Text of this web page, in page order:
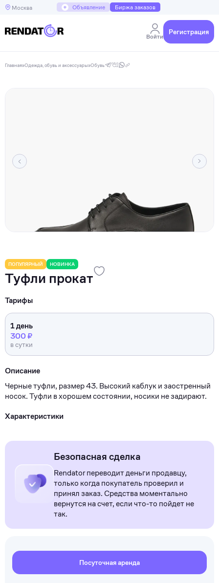
Москва + Объявление Биржа заказов
Войти
Регистрация
Главная»Одежда, обувь и аксессуары»Обувь
ПОПУЛЯРНЫЙ НОВИНКА
Туфли прокат
Тарифы
1 день
300 ₽
в сутки
Описание
Черные туфли, размер 43. Высокий каблук и заостренный
носок. Туфли в хорошем состоянии, носики не задирают.
Характеристики
Безопасная сделка
Rendator переводит деньги продавцу,
только когда покупатель проверил и
принял заказ. Средства моментально
вернутся на счет, если что-то пойдет не
так.
Посуточная аренда